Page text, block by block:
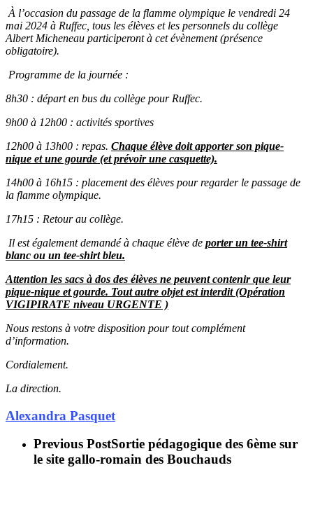
À l’occasion du passage de la flamme olympique le vendredi 24
mai 2024 à Ruffec, tous les élèves et les personnels du collège
Albert Micheneau participeront à cet évènement (présence
obligatoire).
Programme de la journée :
8h30 : départ en bus du collège pour Ruffec.
9h00 à 12h00 : activités sportives
12h00 à 13h00 : repas. Chaque élève doit apporter son pique-
nique et une gourde (et prévoir une casquette).
14h00 à 16h15 : placement des élèves pour regarder le passage de
la flamme olympique.
17h15 : Retour au collège.
Il est également demandé à chaque élève de porter un tee-shirt
blanc ou un tee-shirt bleu.
Attention les sacs à dos des élèves ne peuvent contenir que leur
pique-nique et gourde. Tout autre objet est interdit (Opération
VIGIPIRATE niveau URGENTE )
Nous restons à votre disposition pour tout complément
d’information.
Cordialement.
La direction.
Alexandra Pasquet
Previous PostSortie pédagogique des 6ème sur
le site gallo-romain des Bouchauds